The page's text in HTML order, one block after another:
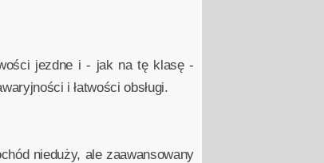
jezdne i - jak na tę klasę -
i łatwości obsługi.
nieduży, ale zaawansowany